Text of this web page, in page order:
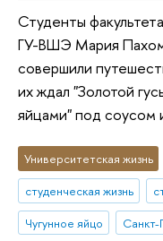
Студенты
ГУ-ВШЭ Мария
совершили
их ждал "Золотой
яйцами" под соусом
Университетская жизнь
студенческая жизнь
Чугунное яйцо